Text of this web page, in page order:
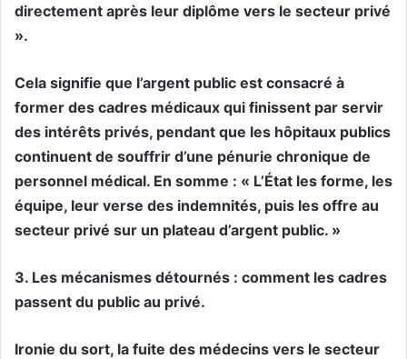
directement après leur diplôme vers le secteur privé
».
Cela signifie que l’argent public est consacré à
former des cadres médicaux qui finissent par servir
des intérêts privés, pendant que les hôpitaux publics
continuent de souffrir d’une pénurie chronique de
personnel médical. En somme : « L’État les forme, les
équipe, leur verse des indemnités, puis les offre au
secteur privé sur un plateau d’argent public. »
3. Les mécanismes détournés : comment les cadres
passent du public au privé.
Ironie du sort, la fuite des médecins vers le secteur